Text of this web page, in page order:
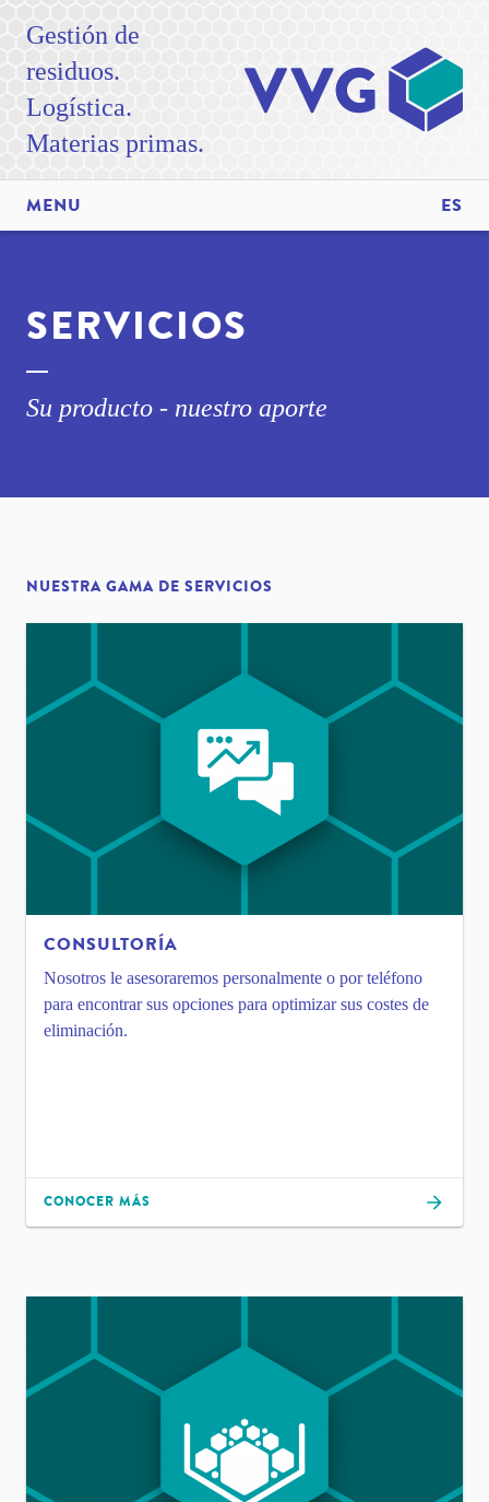
Gestión de
residuos.
Logística.
Materias primas.
MENU ES
SERVICIOS
Su producto - nuestro aporte
NUESTRA GAMA DE SERVICIOS
CONSULTORÍA
Nosotros le asesoraremos personalmente o por teléfono
para encontrar sus opciones para optimizar sus costes de
eliminación.
CONOCER MÁS